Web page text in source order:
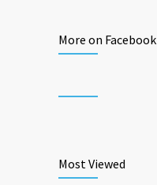
More on Facebook
Most Viewed